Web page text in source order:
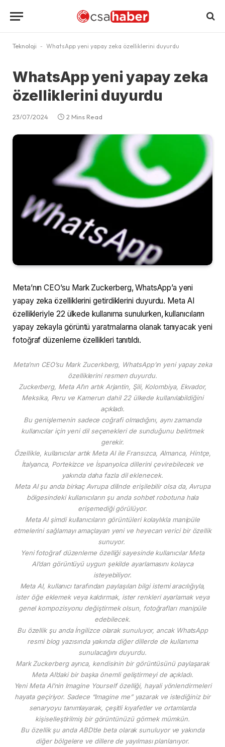
Teknoloji - WhatsApp yeni yapay zeka özelliklerini duyurdu
WhatsApp yeni yapay zeka
özelliklerini duyurdu
23/07/2024 2 Mins Read
Meta’nın CEO’su Mark Zuckerberg, WhatsApp’a yeni
yapay zeka özelliklerini getirdiklerini duyurdu. Meta AI
özellikleriyle 22 ülkede kullanıma sunulurken, kullanıcıların
yapay zekayla görüntü yaratmalarına olanak tanıyacak yeni
fotoğraf düzenleme özellikleri tanıtıldı.
Meta’nın CEO’su Mark Zucerkberg, WhatsApp’ın yeni yapay zeka
özelliklerini resmen duyurdu.
Zuckerberg, Meta AI’ın artık Arjantin, Şili, Kolombiya, Ekvador,
Meksika, Peru ve Kamerun dahil 22 ülkede kullanılabildiğini
açıkladı.
Bu genişlemenin sadece coğrafi olmadığını, aynı zamanda
kullanıcılar için yeni dil seçenekleri de sunduğunu belirtmek
gerekir.
Özellikle, kullanıcılar artık Meta AI ile Fransızca, Almanca, Hintçe,
İtalyanca, Portekizce ve İspanyolca dillerini çevirebilecek ve
yakında daha fazla dil eklenecek.
Meta AI şu anda birkaç Avrupa dilinde erişilebilir olsa da, Avrupa
bölgesindeki kullanıcıların şu anda sohbet robotuna hala
erişemediği görülüyor.
Meta AI şimdi kullanıcıların görüntüleri kolaylıkla manipüle
etmelerini sağlamayı amaçlayan yeni ve heyecan verici bir özellik
sunuyor.
Yeni fotoğraf düzenleme özelliği sayesinde kullanıcılar Meta
AI’dan görüntüyü uygun şekilde ayarlamasını kolayca
isteyebiliyor.
Meta AI, kullanıcı tarafından paylaşılan bilgi istemi aracılığıyla,
ister öğe eklemek veya kaldırmak, ister renkleri ayarlamak veya
genel kompozisyonu değiştirmek olsun, fotoğrafları manipüle
edebilecek.
Bu özellik şu anda İngilizce olarak sunuluyor, ancak WhatsApp
resmi blog yazısında yakında diğer dillerde de kullanıma
sunulacağını duyurdu.
Mark Zuckerberg ayrıca, kendisinin bir görüntüsünü paylaşarak
Meta AI’daki bir başka önemli geliştirmeyi de açıkladı.
Yeni Meta AI’nin Imagine Yourself özelliği, hayali yönlendirmeleri
hayata geçiriyor. Sadece “Imagine me” yazarak ve istediğiniz bir
senaryoyu tanımlayarak, çeşitli kıyafetler ve ortamlarda
kişiselleştirilmiş bir görüntünüzü görmek mümkün.
Bu özellik şu anda ABD’de beta olarak sunuluyor ve yakında
diğer bölgelere ve dillere de yayılması planlanıyor.